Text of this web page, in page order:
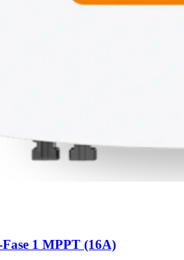
1 MPPT (16A)